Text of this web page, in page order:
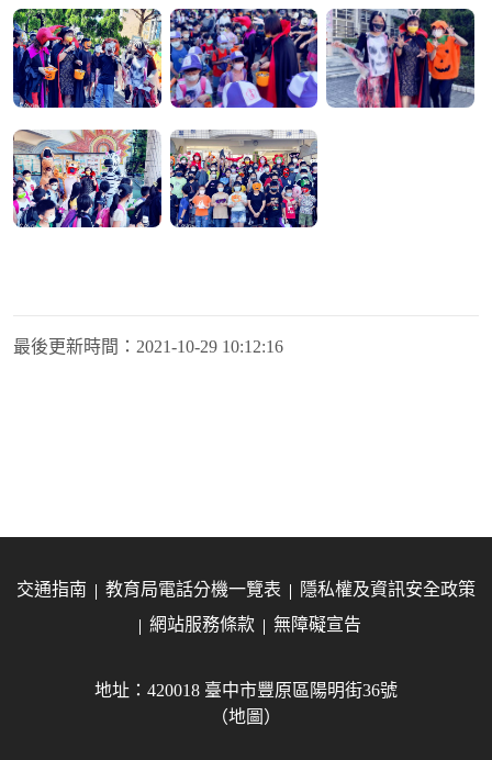
最後更新時間： 2021-10-29 10:12:16
交通指南 教育局電話分機一覽表
隱私權及資訊安全政策
網站服務條款
無障礙宣告
地址：420018 臺中市豐原區陽明街36號
（地圖）